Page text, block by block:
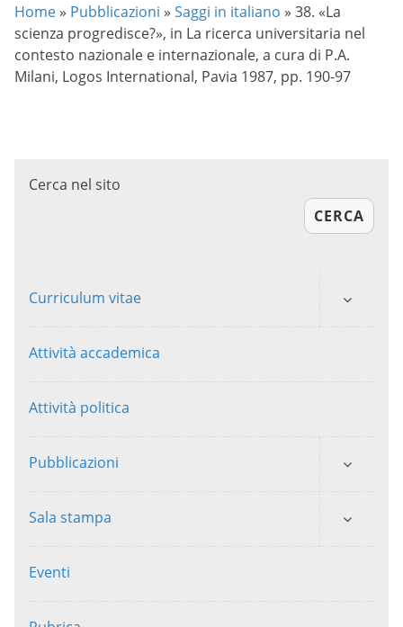
Home » Pubblicazioni » Saggi in italiano » 38. «La
scienza progredisce?», in La ricerca universitaria nel
contesto nazionale e internazionale, a cura di P.A.
Milani, Logos International, Pavia 1987, pp. 190-97
Cerca nel sito
CERCA
Curriculum vitae
Attività accademica
Attività politica
Pubblicazioni
Sala stampa
Eventi